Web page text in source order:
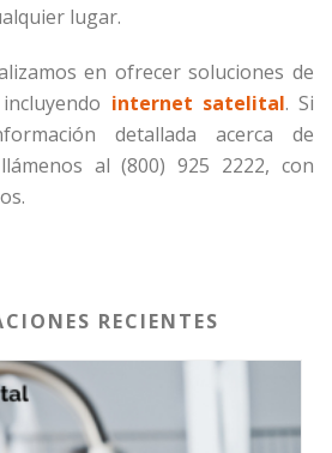
lugar.
en ofrecer soluciones de
internet satelital. Si
detallada acerca de
al (800) 925 2222, con
RECIENTES